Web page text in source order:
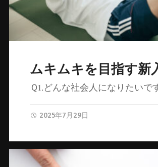
ムキムキを目指す新
Ｑ1.どんな社会人になりたいで
2025年7月29日